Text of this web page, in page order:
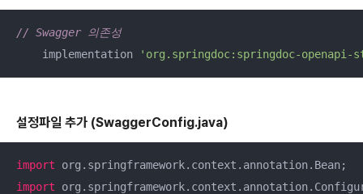
// Swagger 의존성
    implementation
'org.springdoc:springdoc-openapi-
설정파일 추가 (SwaggerConfig.java)
import
import